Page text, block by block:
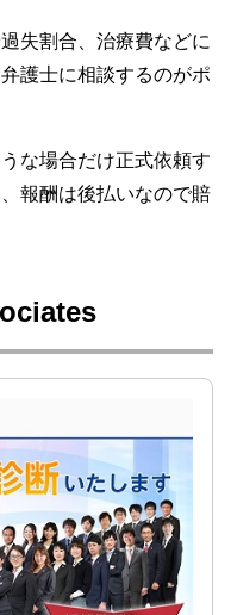
失割合、治療費などに
護士に相談するのがポ
な場合だけ正式依頼す
報酬は後払いなので賠